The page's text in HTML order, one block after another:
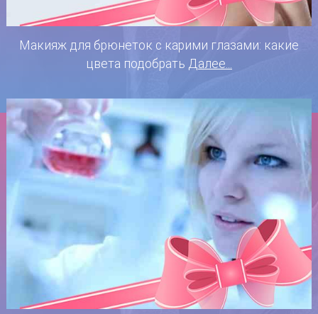
Макияж для брюнеток с карими глазами: какие
цвета подобрать Далее...